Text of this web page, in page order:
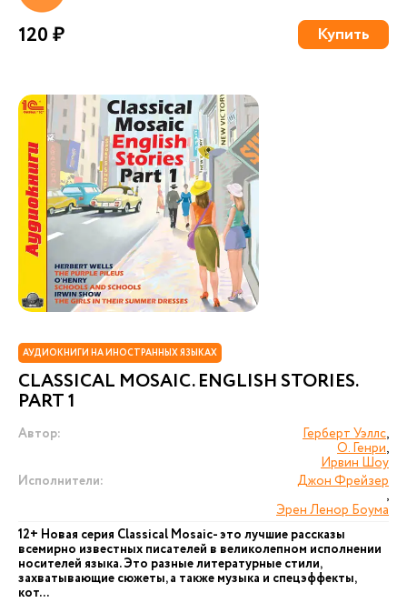
120 ₽ Купить
АУДИОКНИГИ НА ИНОСТРАННЫХ ЯЗЫКАХ
CLASSICAL MOSAIC. ENGLISH STORIES.
PART 1
Автор: Герберт Уэллс,
О. Генри,
Ирвин Шоу
Исполнители:
Джон Фрейзер
,
Эрен Ленор Боума
12+ Новая серия Сlassical Mosaic- это лучшие рассказы
всемирно известных писателей в великолепном исполнении
носителей языка. Это разные литературные стили,
захватывающие сюжеты, а также музыка и спецэффекты,
кот...